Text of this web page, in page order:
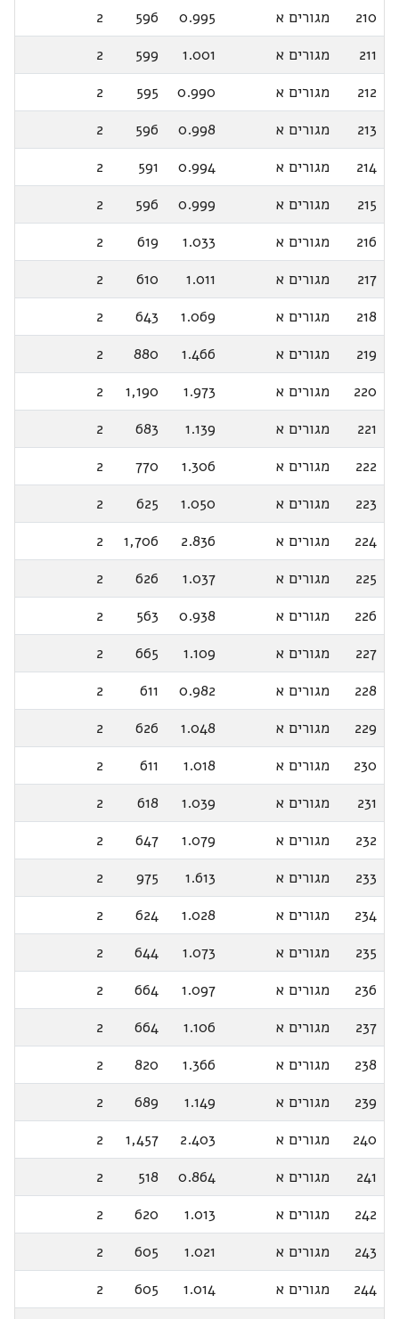
210 מגורים א 0.995
596
2
211
מגורים א 1.001
599
2
212
מגורים א 0.990
595
2
213
מגורים א 0.998
596
2
214
מגורים א 0.994
591
2
215
מגורים א 0.999
596
2
216
מגורים א 1.033
619
2
217
מגורים א 1.011
610
2
218
מגורים א 1.069
643
2
219
מגורים א 1.466
880
2
220
מגורים א 1.973
1,190
2
221
מגורים א 1.139
683
2
222
מגורים א 1.306
770
2
223
מגורים א 1.050
625
2
224
מגורים א 2.836
1,706
2
225
מגורים א 1.037
626
2
226
מגורים א 0.938
563
2
227
מגורים א 1.109
665
2
228
מגורים א 0.982
611
2
229
מגורים א 1.048
626
2
230
מגורים א 1.018
611
2
231
מגורים א 1.039
618
2
232
מגורים א 1.079
647
2
233
מגורים א 1.613
975
2
234
מגורים א 1.028
624
2
235
מגורים א 1.073
644
2
236
מגורים א 1.097
664
2
237
מגורים א 1.106
664
2
238
מגורים א 1.366
820
2
239
מגורים א 1.149
689
2
240
מגורים א 2.403
1,457
2
241
מגורים א 0.864
518
2
242
מגורים א 1.013
620
2
243
מגורים א 1.021
605
2
244
מגורים א 1.014
605
2